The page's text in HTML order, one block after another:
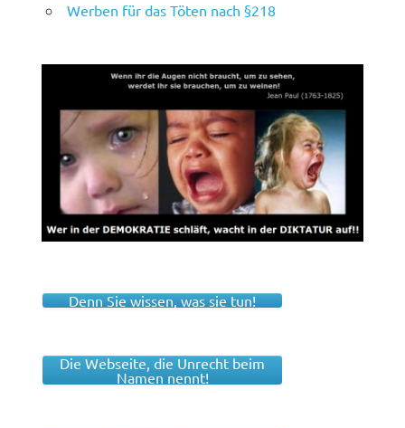
Werben für das Töten nach §218
Denn Sie wissen, was sie tun!
Die Webseite, die Unrecht beim
Namen nennt!